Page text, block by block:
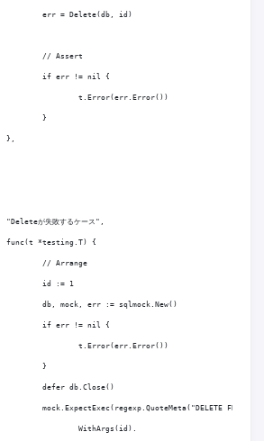
			err = Delete(db, id)
			// Assert
			if err != nil {
				t.Error(err.Error())
			}
		},
		"Deleteが失敗するケース",
		func(t *testing.T) {
			// Arrange
			id := 1
			db, mock, err := sqlmock.New()
			if err != nil {
				t.Error(err.Error())
			}
			defer db.Close()
mock.ExpectExec(regexp.QuoteMeta("DELETE FROM
				WithArgs(id).